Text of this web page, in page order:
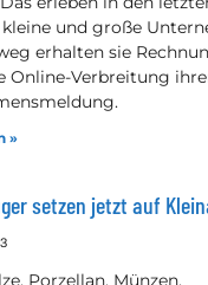
und große
erhalten sie
Online-Verbreitung
»
setzen jetzt auf
Porzellan, Münzen,